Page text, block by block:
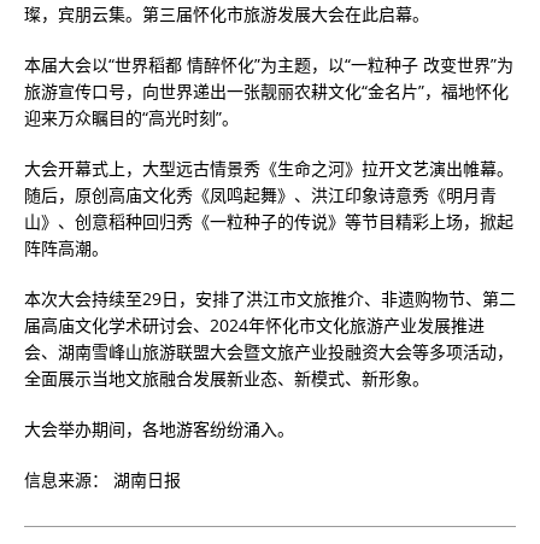
璨，宾朋云集。第三届怀化市旅游发展大会在此启幕。
本届大会以“世界稻都 情醉怀化”为主题，以“一粒种子 改变世界”为
旅游宣传口号，向世界递出一张靓丽农耕文化“金名片”，福地怀化
迎来万众瞩目的“高光时刻”。
大会开幕式上，大型远古情景秀《生命之河》拉开文艺演出帷幕。
随后，原创高庙文化秀《凤鸣起舞》、洪江印象诗意秀《明月青
山》、创意稻种回归秀《一粒种子的传说》等节目精彩上场，掀起
阵阵高潮。
本次大会持续至29日，安排了洪江市文旅推介、非遗购物节、第二
届高庙文化学术研讨会、2024年怀化市文化旅游产业发展推进
会、湖南雪峰山旅游联盟大会暨文旅产业投融资大会等多项活动，
全面展示当地文旅融合发展新业态、新模式、新形象。
大会举办期间，各地游客纷纷涌入。
信息来源： 湖南日报